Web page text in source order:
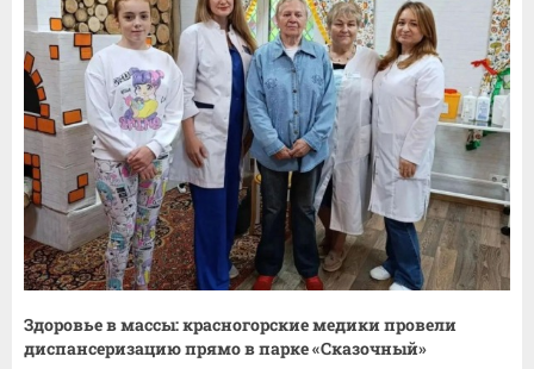
Здоровье в массы: красногорские медики провели
диспансеризацию прямо в парке «Сказочный»